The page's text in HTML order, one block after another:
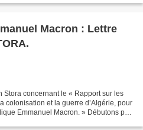
Macron : Lettre
Stora concernant le « Rapport sur les
colonisation et la guerre d’Algérie, pour
Emmanuel Macron. » Débutons par